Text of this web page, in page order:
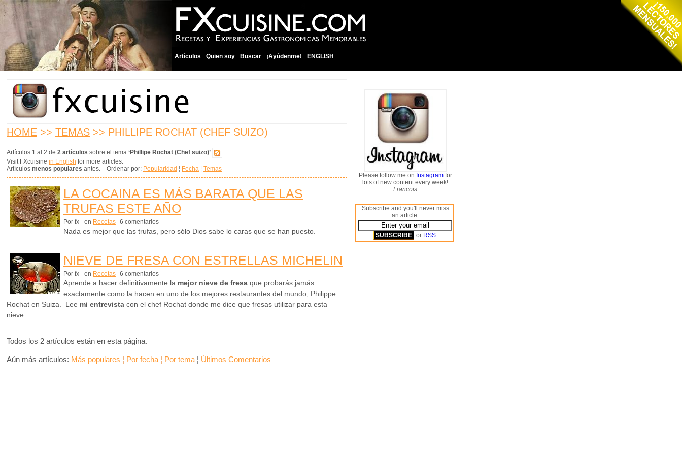
Artículos Quien soy Buscar ¡Ayúdenme! ENGLISH
HOME >> TEMAS >> PHILLIPE ROCHAT (CHEF SUIZO)
Artículos 1 al 2 de 2 artículos sobre el tema ‘Phillipe Rochat (Chef suizo)’
Visit FXcuisine in English for more articles.
Artículos menos populares antes. Ordenar por: Popularidad ¦ Fecha ¦ Temas
LA COCAINA ES MÁS BARATA QUE LAS
TRUFAS ESTE AÑO
Por fx en Recetas 6 comentarios
Nada es mejor que las trufas, pero sólo Dios sabe lo caras que se han puesto.
NIEVE DE FRESA CON ESTRELLAS MICHELIN
Por fx en Recetas 6 comentarios
Aprende a hacer definitivamente la mejor nieve de fresa que probarás jamás
exactamente como la hacen en uno de los mejores restaurantes del mundo, Philippe
Rochat en Suiza. Lee mi entrevista con el chef Rochat donde me dice que fresas utilizar para esta
nieve.
Todos los 2 artículos están en esta página.
Aún más artículos: Más populares ¦ Por fecha¦ Por tema¦ Últimos Comentarios
Please follow me on Instagram for
lots of new content every week!
Francois
Subscribe and you'll never miss
an article:
or RSS.